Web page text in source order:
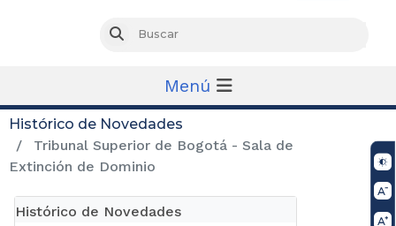
Buscar
Menú
Histórico de Novedades
Tribunal Superior de Bogotá - Sala de
Extinción de Dominio
Histórico de Novedades